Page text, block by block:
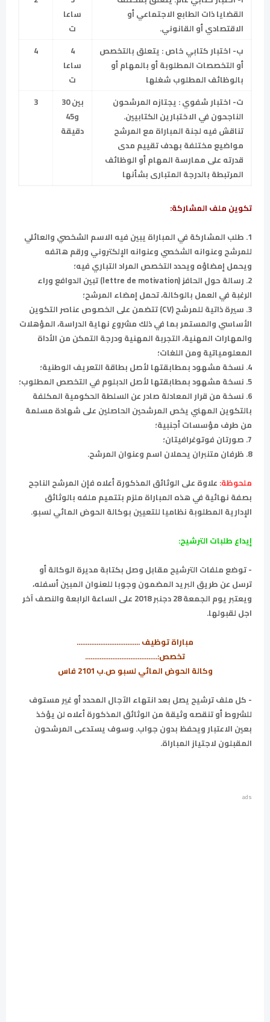
القضايا ذات الطابع الاجتماعي أو
الاقتصادي أو القانوني.
ساعا
ت
ب- اختبار كتابي خاص: يتعلق بالتخصص
أو التخصصات المطلوبة أو بالمهام أو
بالوظائف المطلوب شغلها
4
ساعا
ت
4
ت- اختبار شفوي: يجتازه المرشحون
الناجحون في الاختبارين الكتابيين.
تناقش فيه لجنة المباراة مع المرشح
مواضيع مختلفة بهدف تقييم مدى
قدرته على ممارسة المهام أو الوظائف
المرتبطة بالدرجة المتبارى بشأنها
بين 30
و45
دقيقة
3
تكوين ملف المشاركة:
1. طلب المشاركة في المباراة يبين فيه الاسم الشخصي والعائلي
للمرشح وعنوانه الشخصي وعنوانه الإلكتروني ورقم هاتفه
ويحمل إمضاؤه ويحدد التخصص المراد التباري فيه؛
2. رسالة حول الحافز (lettre de motivation) تبين الدوافع وراء
الرغبة في العمل بالوكالة، تحمل إمضاء المرشح؛
3. سيرة ذاتية للمرشح (CV) تتضمن على الخصوص عناصر التكوين
الأساسي والمستمر بما في ذلك مشروع نهاية الدراسة، المؤهلات
والمهارات المهنية، التجربة المهنية ودرجة التمكن من الأداة
المعلومياتية ومن اللغات؛
4. نسخة مشهود بمطابقتها لأصل بطاقة التعريف الوطنية؛
5. نسخة مشهود بمطابقتها لأصل الدبلوم في التخصص المطلوب؛
6. نسخة من قرار المعادلة صادر عن السلطة الحكومية المكلفة
بالتكوين المهني يخص المرشحين الحاصلين على شهادة مسلمة
من طرف مؤسسات أجنبية؛
7. صورتان فوتوغرافيتان؛
8. ظرفان متنبران يحملان اسم وعنوان المرشح.
ملحوظة: علاوة على الوثائق المذكورة أعلاه فإن المرشح الناجح
بصفة نهائية في هذه المباراة ملزم بتتميم ملفه بالوثائق
الإدارية المطلوبة نظاميا للتعيين بوكالة الحوض المائي لسبو.
إيداع طلبات الترشيح:
- توضع ملفات الترشيح مقابل وصل بكتابة مديرة الوكالة أو
ترسل عن طريق البريد المضمون وجوبا للعنوان المبين أسفله،
ويعتبر يوم الجمعة 28 دجنبر 2018 على الساعة الرابعة والنصف آخر
اجل لقبولها.
مباراة توظيف ...................................
تخصص:........................................
وكالة الحوض المائي لسبو ص.ب 2101 فاس
- كل ملف ترشيح يصل بعد انتهاء الآجال المحدد أو غير مستوف
للشروط أو تنقصه وثيقة من الوثائق المذكورة أعلاه لن يؤخذ
بعين الاعتبار ويحفظ بدون جواب. وسوف يستدعى المرشحون
المقبلون لاجتياز المباراة.
ads